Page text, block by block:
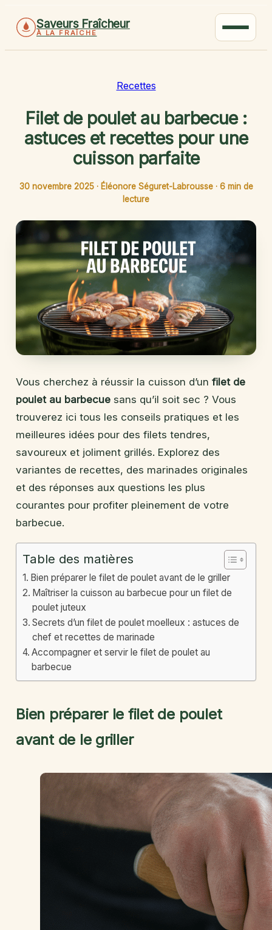
Saveurs Fraîcheur
À LA FRAÎCHE
Recettes
Filet de poulet au barbecue :
astuces et recettes pour une
cuisson parfaite
30 novembre 2025 · Éléonore Séguret-Labrousse · 6 min de
lecture
Vous cherchez à réussir la cuisson d’un filet de
poulet au barbecue sans qu’il soit sec ? Vous
trouverez ici tous les conseils pratiques et les
meilleures idées pour des filets tendres,
savoureux et joliment grillés. Explorez des
variantes de recettes, des marinades originales
et des réponses aux questions les plus
courantes pour profiter pleinement de votre
barbecue.
Table des matières
Bien préparer le filet de poulet avant de le griller
Maîtriser la cuisson au barbecue pour un filet de
poulet juteux
Secrets d’un filet de poulet moelleux : astuces de
chef et recettes de marinade
Accompagner et servir le filet de poulet au
barbecue
Bien préparer le filet de poulet
avant de le griller